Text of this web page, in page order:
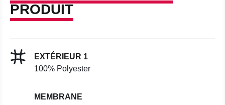
PRODUIT
EXTÉRIEUR 1
100% Polyester
MEMBRANE